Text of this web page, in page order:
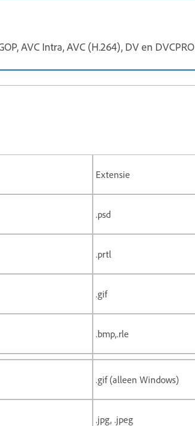
AVC Intra, AVC (H.264), DV en DVCPRO
Extensie
.psd
.prtl
.gif
.bmp,.rle
.gif (alleen Windows)
.jpg, .jpeg